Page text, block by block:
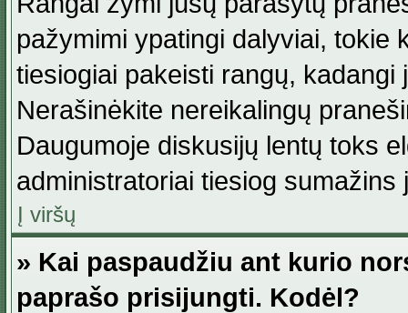
pažymimi ypatingi dalyviai, tokie
tiesiogiai pakeisti rangų,
Nerašinėkite nereikalingų
Daugumoje diskusijų lentų toks
administratoriai tiesiog
Į viršų
» Kai paspaudžiu ant kurio
paprašo prisijungti. Kodėl?